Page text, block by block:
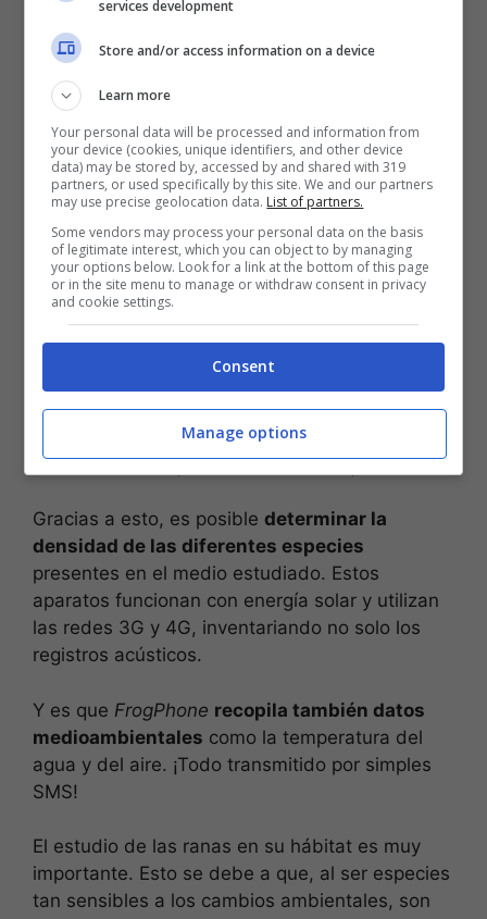
Gracias a esto, es posible determinar la
densidad de las diferentes especies
presentes en el medio estudiado. Estos
aparatos funcionan con energía solar y utilizan
las redes 3G y 4G, inventariando no solo los
registros acústicos.
Y es que FrogPhone recopila también datos
medioambientales como la temperatura del
agua y del aire. ¡Todo transmitido por simples
SMS!
El estudio de las ranas en su hábitat es muy
importante. Esto se debe a que, al ser especies
tan sensibles a los cambios ambientales, son
services development
Store and/or access information on a device
Learn more
Your personal data will be processed and information from
your device (cookies, unique identifiers, and other device
data) may be stored by, accessed by and shared with 319
partners, or used specifically by this site. We and our partners
may use precise geolocation data. List of partners.
Some vendors may process your personal data on the basis
of legitimate interest, which you can object to by managing
your options below. Look for a link at the bottom of this page
or in the site menu to manage or withdraw consent in privacy
and cookie settings.
Consent
Manage options